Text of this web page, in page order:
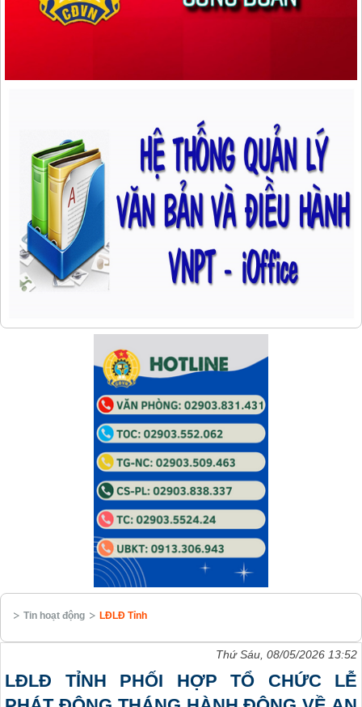
Tin hoạt động LĐLĐ Tỉnh
Thứ Sáu, 08/05/2026 13:52
LĐLĐ TỈNH PHỐI HỢP TỔ CHỨC LỄ